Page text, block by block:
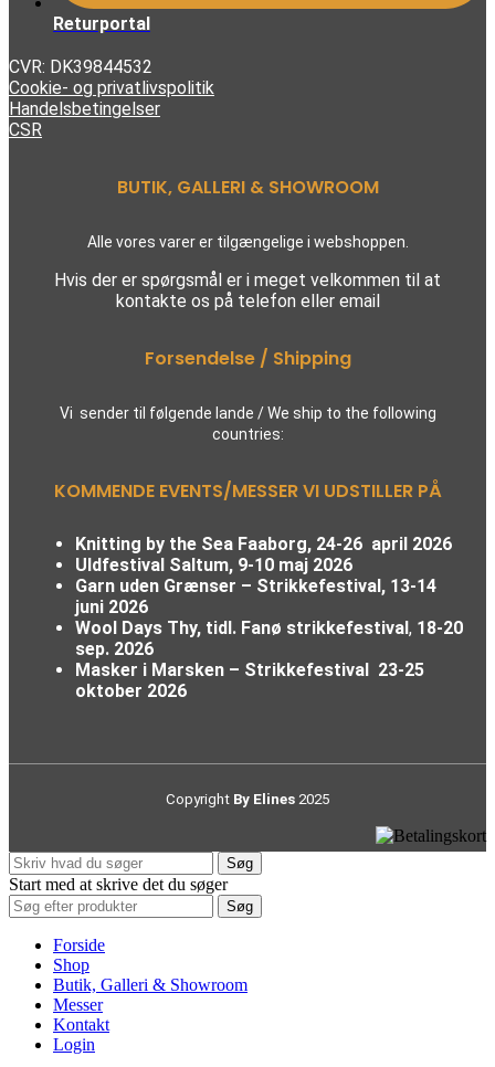
Returportal
CVR: DK39844532
Cookie- og privatlivspolitik
Handelsbetingelser
CSR
BUTIK, GALLERI & SHOWROOM
Alle vores varer er tilgængelige i webshoppen.
Hvis der er spørgsmål er i meget velkommen til at
kontakte os på telefon eller email
Forsendelse / Shipping
Vi sender til følgende lande / We ship to the following
countries:
KOMMENDE EVENTS/MESSER VI UDSTILLER PÅ
Knitting by the Sea Faaborg, 24-26 april 2026
Uldfestival Saltum, 9-10 maj 2026
Garn uden Grænser – Strikkefestival, 13-14
juni 2026
Wool Days Thy, tidl. Fanø strikkefestival , 18-20
sep. 2026
Masker i Marsken – Strikkefestival
23-25
oktober 2026
Copyright By Elines 2025
Søg
Start med at skrive det du søger
Søg
Forside
Shop
Butik, Galleri & Showroom
Messer
Kontakt
Login